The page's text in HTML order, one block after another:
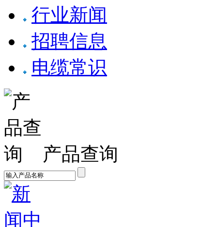
行业新闻
招聘信息
电缆常识
产品查询